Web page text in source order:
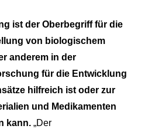
ist der Oberbegriff für die
von biologischem
anderem in der
für die Entwicklung
hilfreich ist oder zur
und Medikamenten
kann. „Der